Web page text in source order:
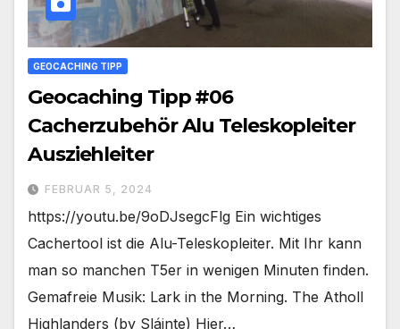
GEOCACHING TIPP
Geocaching Tipp #06
Cacherzubehör Alu Teleskopleiter
Ausziehleiter
FEBRUAR 5, 2024
https://youtu.be/9oDJsegcFlg Ein wichtiges
Cachertool ist die Alu-Teleskopleiter. Mit Ihr kann
man so manchen T5er in wenigen Minuten finden.
Gemafreie Musik: Lark in the Morning. The Atholl
Highlanders (by Sláinte) Hier…